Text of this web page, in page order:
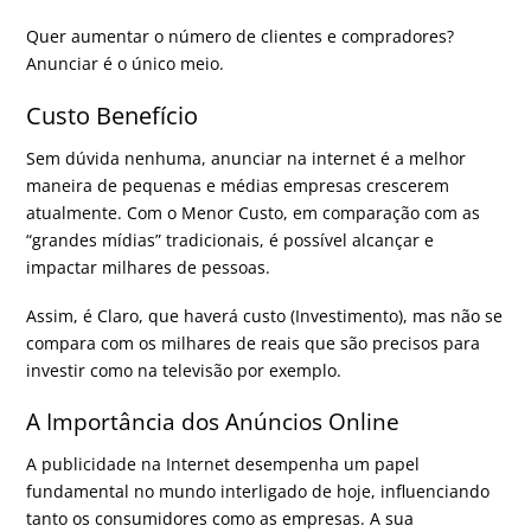
Quer aumentar o número de clientes e compradores?
Anunciar é o único meio.
Custo Benefício
Sem dúvida nenhuma, anunciar na internet é a melhor
maneira de pequenas e médias empresas crescerem
atualmente. Com o Menor Custo, em comparação com as
“grandes mídias” tradicionais, é possível alcançar e
impactar milhares de pessoas.
Assim, é Claro, que haverá custo (Investimento), mas não se
compara com os milhares de reais que são precisos para
investir como na televisão por exemplo.
A Importância dos Anúncios Online
A publicidade na Internet desempenha um papel
fundamental no mundo interligado de hoje, influenciando
tanto os consumidores como as empresas. A sua